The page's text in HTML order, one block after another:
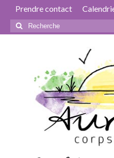
Prendre contact
Rechercher
: